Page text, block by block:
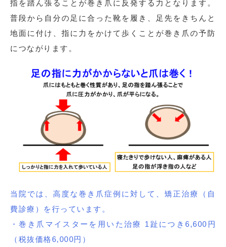
指を踏ん張ることが巻き爪に反発する力となります。
普段から自分の足に合った靴を履き、足先をきちんと
地面に付け、指に力をかけて歩くことが巻き爪の予防
につながります。
当院では、高度な巻き爪症例に対して、矯正治療（自
費診療）を行っています。
・巻き爪マイスターを用いた治療 1趾につき6,600円
（税抜価格6,000円）